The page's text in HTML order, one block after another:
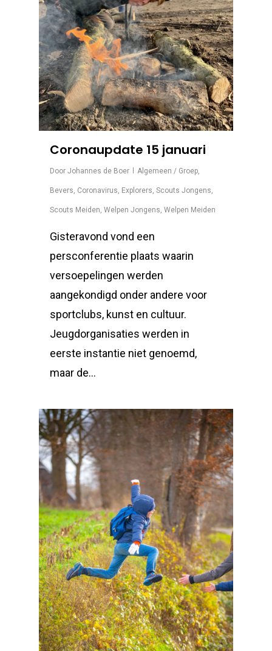
Coronaupdate 15 januari
Door Johannes de Boer Algemeen / Groep
Bevers Coronavirus Explorers Scouts Jongens
Scouts Meiden Welpen Jongens Welpen Meiden
Gisteravond vond een
persconferentie plaats waarin
versoepelingen werden
aangekondigd onder andere voor
sportclubs, kunst en cultuur.
Jeugdorganisaties werden in
eerste instantie niet genoemd,
maar de...